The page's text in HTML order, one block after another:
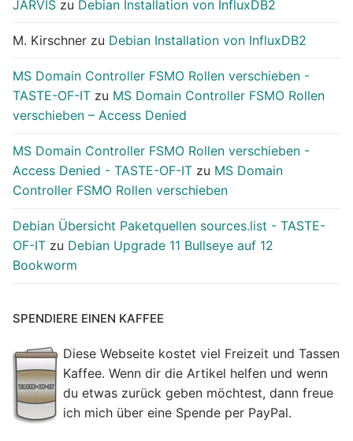
JARVIS zu Debian Installation von InfluxDB2
M. Kirschner zu Debian Installation von InfluxDB2
MS Domain Controller FSMO Rollen verschieben -
TASTE-OF-IT zu MS Domain Controller FSMO Rollen
verschieben – Access Denied
MS Domain Controller FSMO Rollen verschieben -
Access Denied - TASTE-OF-IT zu MS Domain
Controller FSMO Rollen verschieben
Debian Übersicht Paketquellen sources.list - TASTE-
OF-IT zu Debian Upgrade 11 Bullseye auf 12
Bookworm
SPENDIERE EINEN KAFFEE
Diese Webseite kostet viel Freizeit und Tassen
Kaffee. Wenn dir die Artikel helfen und wenn
du etwas zurück geben möchtest, dann freue
ich mich über eine Spende per PayPal.